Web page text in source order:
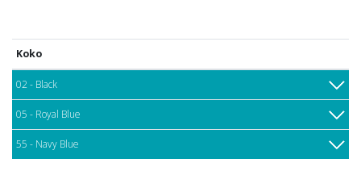
Koko
02 - Black
05 - Royal Blue
55 - Navy Blue